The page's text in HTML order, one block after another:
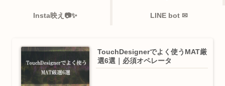
Insta映え📷✨ LINE bot ✉
TouchDesignerでよく使うMAT厳
選6選｜必須オペレータ